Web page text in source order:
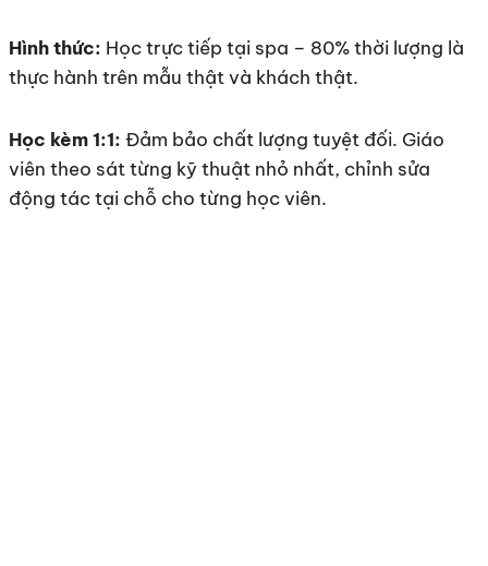
Hình thức: Học trực tiếp tại spa – 80% thời lượng là
thực hành trên mẫu thật và khách thật.
Học kèm 1:1: Đảm bảo chất lượng tuyệt đối. Giáo
viên theo sát từng kỹ thuật nhỏ nhất, chỉnh sửa
động tác tại chỗ cho từng học viên.